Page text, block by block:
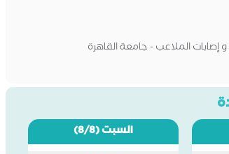
إصابات الملاعب - جامعة القاهرة
السبت(8/8)